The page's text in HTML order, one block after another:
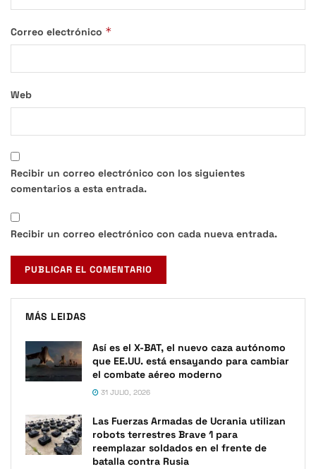
Correo electrónico *
Web
Recibir un correo electrónico con los siguientes
comentarios a esta entrada.
Recibir un correo electrónico con cada nueva entrada.
MÁS LEIDAS
Así es el X-BAT, el nuevo caza autónomo
que EE.UU. está ensayando para cambiar
el combate aéreo moderno
31 JULIO, 2026
Las Fuerzas Armadas de Ucrania utilizan
robots terrestres Brave 1 para
reemplazar soldados en el frente de
batalla contra Rusia